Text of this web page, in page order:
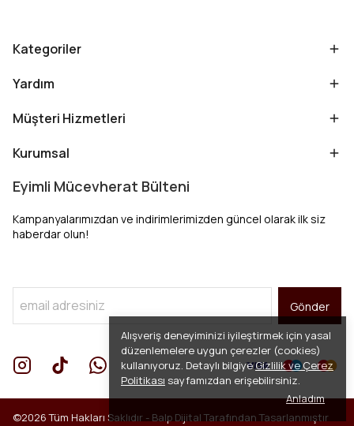
Alışveriş deneyiminizi iyileştirmek için yasal
düzenlemelere uygun çerezler (cookies)
kullanıyoruz. Detaylı bilgiyeGizlilik ve Çerez
Politikası sayfamızdan erişebilirsiniz.
Anladım
Kategoriler
Yardım
Müşteri Hizmetleri
Kurumsal
Eyimli Mücevherat Bülteni
Kampanyalarımızdan ve indirimlerimizden güncel olarak ilk siz
haberdar olun!
Gönder
©2026 Tüm Hakları Saklıdır - Balp Dijital Tarafından Tasarlanmıştır